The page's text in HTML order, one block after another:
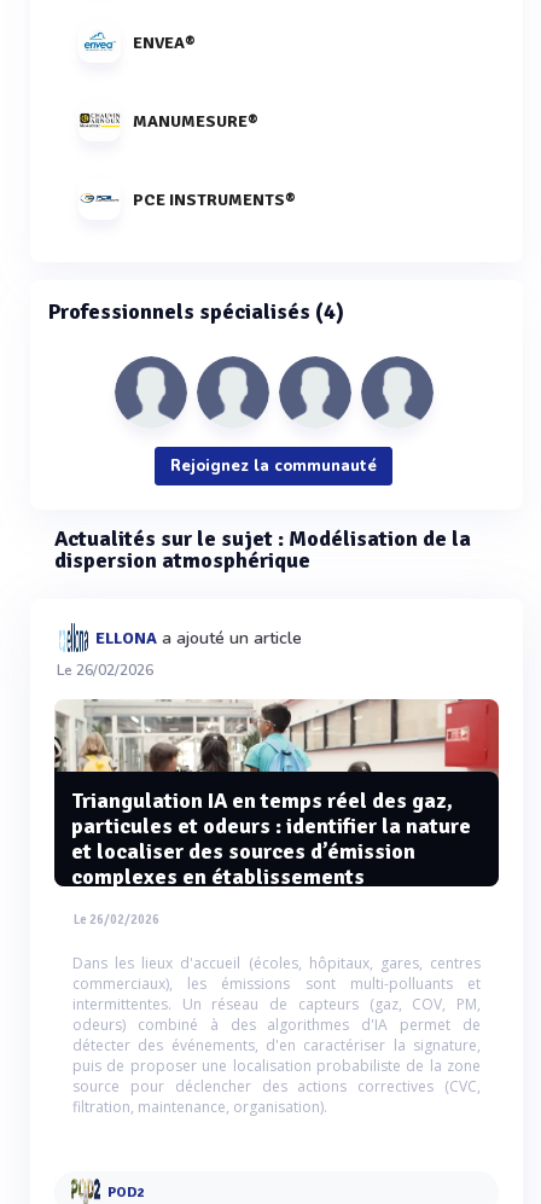
ENVEA®
MANUMESURE®
PCE INSTRUMENTS®
Professionnels spécialisés (4)
Rejoignez la communauté
Actualités sur le sujet : Modélisation de la
dispersion atmosphérique
ELLONA a ajouté un article
Le 26/02/2026
Triangulation IA en temps réel des gaz,
particules et odeurs : identifier la nature
et localiser des sources d’émission
complexes en établissements
Le 26/02/2026
Dans les lieux d'accueil (écoles, hôpitaux, gares, centres
commerciaux), les émissions sont multi-polluants et
intermittentes. Un réseau de capteurs (gaz, COV, PM,
odeurs) combiné à des algorithmes d'IA permet de
détecter des événements, d'en caractériser la signature,
puis de proposer une localisation probabiliste de la zone
source pour déclencher des actions correctives (CVC,
filtration, maintenance, organisation).
POD2